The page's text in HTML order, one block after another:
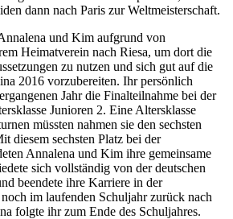
dann nach Paris zur Weltmeisterschaft.
und Kim aufgrund von
Heimatverein nach Riesa, um dort die
zu nutzen und sich gut auf die
2016 vorzubereiten. Ihr persönlich
Jahr die Finalteilnahme bei der
Junioren 2. Eine Altersklasse
müssten nahmen sie den sechsten
diesem sechsten Platz bei der
Annalena und Kim ihre gemeinsame
sich vollständig von der deutschen
beendete ihre Karriere in der
im laufenden Schuljahr zurück nach
folgte ihr zum Ende des Schuljahres.